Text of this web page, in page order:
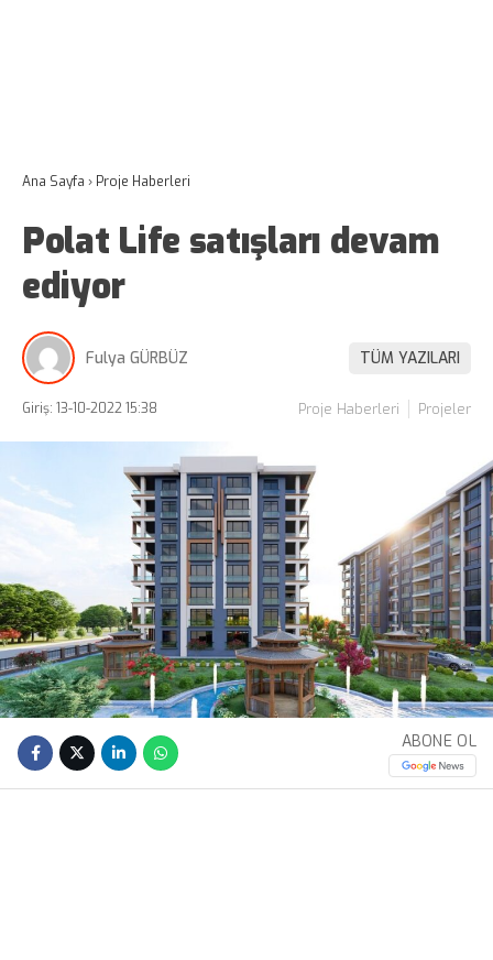
Ana Sayfa › Proje Haberleri
Polat Life satışları devam
ediyor
Fulya GÜRBÜZ TÜM YAZILARI
Giriş: 13-10-2022 15:38 Proje Haberleri Projeler
ABONE OL